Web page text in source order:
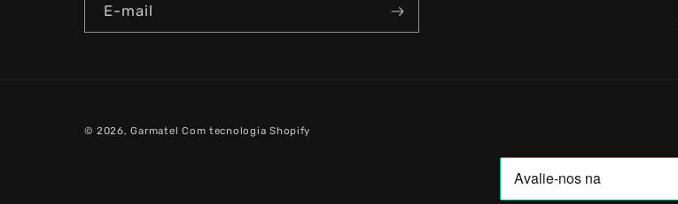
E-mail
© 2026,Garmatel Com tecnologia Shopify